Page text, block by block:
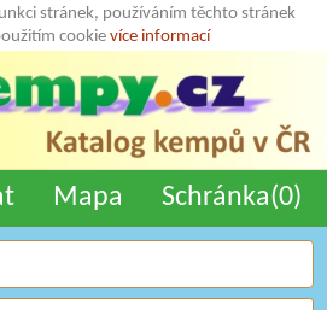
stránek, používáním těchto stránek
cookie více informací
Mapa Schránka(0)